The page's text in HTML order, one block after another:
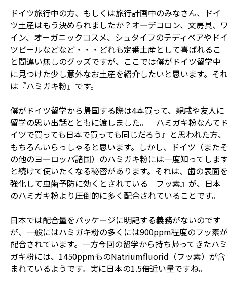
ドイツ旅行中の方、もしくは旅行計画中のみなさん、ドイ
ツ土産はもう決められましたか？オーデコロン、文房具、
イン、オーガニックコスメ、シュタイフのテディベアやド
ツビールなどなど・・・どれも定番土産として喜ばれるこ
と間違い無しのグッズですが、ここでは僕がドイツ留学中
に見つけた少し意外なお土産を紹介したいと思います。そ
は『ハミガキ粉』です。
僕がドイツ留学から帰国する際は4本買って、親戚や友人に
留学の思い出話とともに渡しました。『ハミガキ粉なんて
イツで買っても日本で買っても同じだろう』と思われた方、
もちろんいらっしゃると思います。しかし、ドイツ（また
の他のヨーロッパ諸国）のハミガキ粉には一度知ってしま
と続けて使いたくなる秘密があります。それは、歯の表面
強化して虫歯予防に効くとされている『フッ素』が、日本
のハミガキ粉より圧倒的に多く配合されていることです。
日本では配合量をパッケージに明記する義務がないのです
が、一般にはハミガキ粉の多くには900ppm程度のフッ素
配合されています。一方今回の留学から持ち帰ってきたハミ
ガキ粉には、1450ppmものNatriumfluorid（フッ素）が含
まれているようです。実に日本の1.5倍近い量ですね。